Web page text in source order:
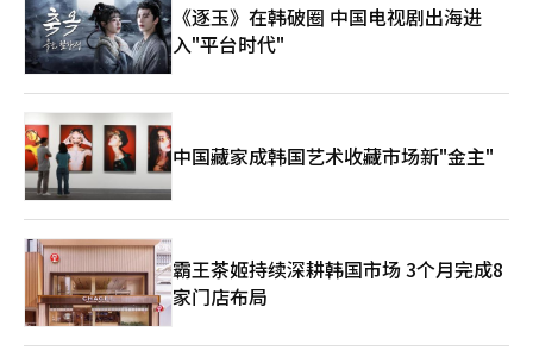
《逐玉》在韩破圈 中国电视剧出海进
入"平台时代"
中国藏家成韩国艺术收藏市场新"金主"
霸王茶姬持续深耕韩国市场 3个月完成8
家门店布局